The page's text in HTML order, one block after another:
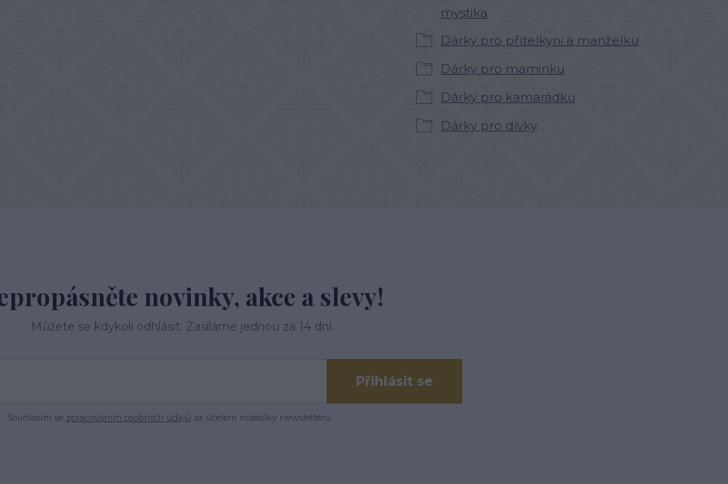
mystika
Dárky pro přítelkyni a manželku
Dárky pro maminku
Dárky pro kamarádku
Dárky pro dívky
novinky, akce a slevy!
Můžete se kdykoli odhlásit. Zasíláme jednou za 14 dní.
Přihlásit se
Souhlasím se zpracováním osobních údajů za účelem rozesílky newsletteru.